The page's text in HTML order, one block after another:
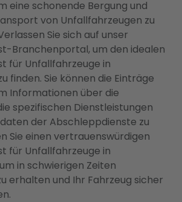
eine schonende Bergung und
von Unfallfahrzeugen zu
Sie sich auf unser
Branchenportal, um den idealen
für Unfallfahrzeuge in
finden. Sie können die Einträge
Informationen über die
spezifischen Dienstleistungen
der Abschleppdienste zu
Sie einen vertrauenswürdigen
für Unfallfahrzeuge in
in schwierigen Zeiten
erhalten und Ihr Fahrzeug sicher